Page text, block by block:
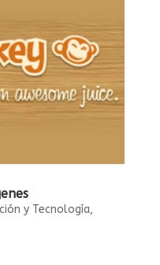
y Tecnología,